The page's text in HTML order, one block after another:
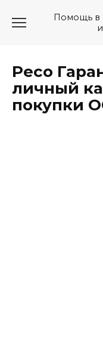
Помощь в
Ресо
личный
покупки